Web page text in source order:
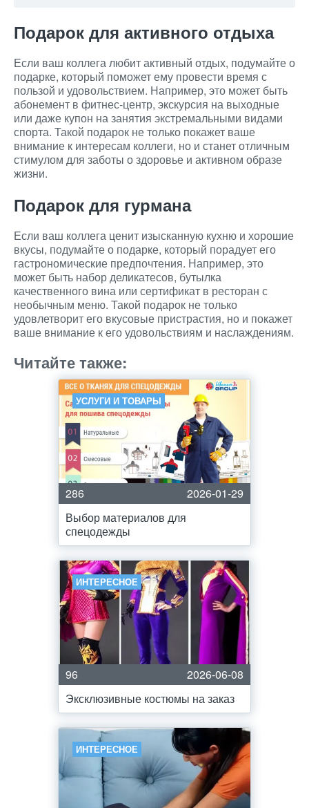
Подарок для активного отдыха
Если ваш коллега любит активный отдых, подумайте о
подарке, который поможет ему провести время с
пользой и удовольствием. Например, это может быть
абонемент в фитнес-центр, экскурсия на выходные
или даже купон на занятия экстремальными видами
спорта. Такой подарок не только покажет ваше
внимание к интересам коллеги, но и станет отличным
стимулом для заботы о здоровье и активном образе
жизни.
Подарок для гурмана
Если ваш коллега ценит изысканную кухню и хорошие
вкусы, подумайте о подарке, который порадует его
гастрономические предпочтения. Например, это
может быть набор деликатесов, бутылка
качественного вина или сертификат в ресторан с
необычным меню. Такой подарок не только
удовлетворит его вкусовые пристрастия, но и покажет
ваше внимание к его удовольствиям и наслаждениям.
Читайте также:
УСЛУГИ И ТОВАРЫ
286
2026-01-29
Выбор материалов для
спецодежды
ИНТЕРЕСНОЕ
96
2026-06-08
Эксклюзивные костюмы на заказ
ИНТЕРЕСНОЕ